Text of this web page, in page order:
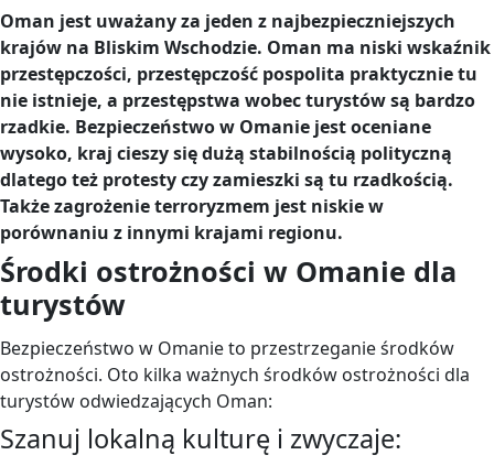
Oman jest uważany za jeden z najbezpieczniejszych
krajów na Bliskim Wschodzie. Oman ma niski wskaźnik
przestępczości, przestępczość pospolita praktycznie tu
nie istnieje, a przestępstwa wobec turystów są bardzo
rzadkie. Bezpieczeństwo w Omanie jest oceniane
wysoko, kraj cieszy się dużą stabilnością polityczną
dlatego też protesty czy zamieszki są tu rzadkością.
Także zagrożenie terroryzmem jest niskie w
porównaniu z innymi krajami regionu.
Środki ostrożności w Omanie dla
turystów
Bezpieczeństwo w Omanie to przestrzeganie środków
ostrożności. Oto kilka ważnych środków ostrożności dla
turystów odwiedzających Oman:
Szanuj lokalną kulturę i zwyczaje: